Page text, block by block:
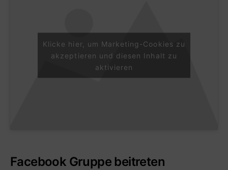
Klicke hier, um Marketing-Cookies zu
akzeptieren und diesen Inhalt zu
aktivieren
Facebook Gruppe beitreten